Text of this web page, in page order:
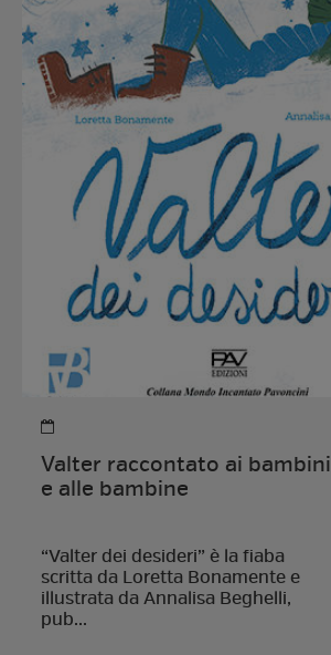
Valter raccontato ai bambini
e alle bambine
“Valter dei desideri” è la fiaba
scritta da Loretta Bonamente e
illustrata da Annalisa Beghelli,
pub...